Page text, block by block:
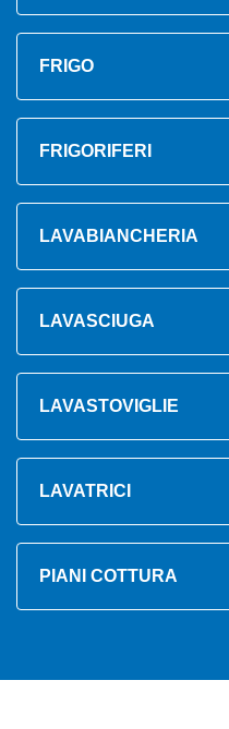
FRIGO
FRIGORIFERI
LAVABIANCHERIA
LAVASCIUGA
LAVASTOVIGLIE
LAVATRICI
PIANI COTTURA